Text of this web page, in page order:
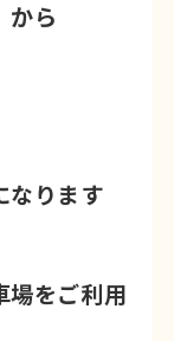
から
なります
場をご利用